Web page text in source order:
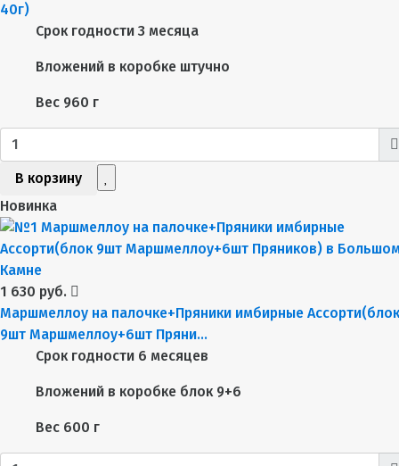
40г)
Срок годности 3 месяца
Вложений в коробке штучно
Вес 960 г
В корзину
Новинка
1 630 руб.
Маршмеллоу на палочке+Пряники имбирные Ассорти(блок
9шт Маршмеллоу+6шт Пряни...
Срок годности 6 месяцев
Вложений в коробке блок 9+6
Вес 600 г